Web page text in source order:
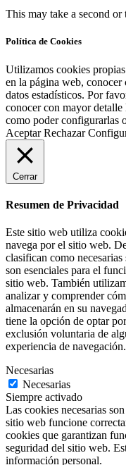
This may take a second or
Política de Cookies
Utilizamos cookies
en la página web,
datos estadísticos. Por
conocer con mayor
como poder configurarlas
Aceptar Rechazar
Cerrar
Resumen de Privacidad
Este sitio web utiliza
navega por el sitio web.
clasifican como
son esenciales para el
sitio web. También
analizar y comprender
almacenarán en su
tiene la opción de optar
exclusión voluntaria de
experiencia de navegación.
Necesarias
Necesarias
Siempre activado
Las cookies necesarias
sitio web funcione
cookies que garantizan
seguridad del sitio web.
información personal.